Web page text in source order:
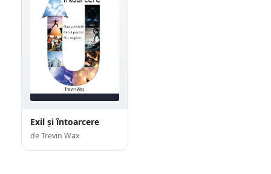
Exil și întoarcere
de Trevin Wax